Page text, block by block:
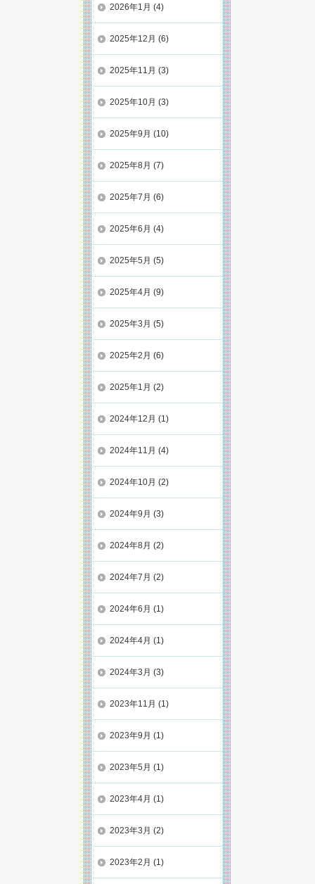
2026年1月 (4)
2025年12月 (6)
2025年11月 (3)
2025年10月 (3)
2025年9月 (10)
2025年8月 (7)
2025年7月 (6)
2025年6月 (4)
2025年5月 (5)
2025年4月 (9)
2025年3月 (5)
2025年2月 (6)
2025年1月 (2)
2024年12月 (1)
2024年11月 (4)
2024年10月 (2)
2024年9月 (3)
2024年8月 (2)
2024年7月 (2)
2024年6月 (1)
2024年4月 (1)
2024年3月 (3)
2023年11月 (1)
2023年9月 (1)
2023年5月 (1)
2023年4月 (1)
2023年3月 (2)
2023年2月 (1)